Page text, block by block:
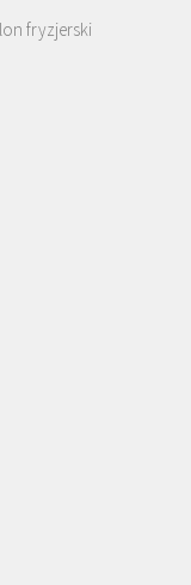
fryzjerski